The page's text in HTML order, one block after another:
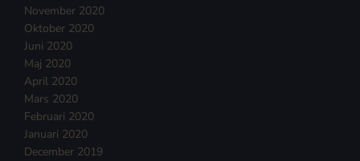
November 2020
Oktober 2020
Juni 2020
Maj 2020
April 2020
Mars 2020
Februari 2020
Januari 2020
December 2019